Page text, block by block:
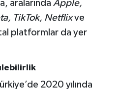
aralarında Apple,
TikTok, Netflixve
platformlar da yer
2020 yılında